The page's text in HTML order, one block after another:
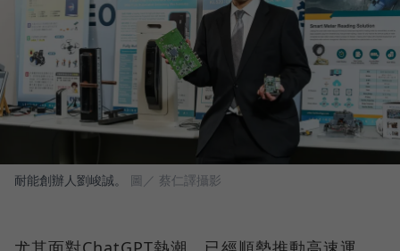
耐能創辦人劉峻誠。 圖／ 蔡仁譯攝影